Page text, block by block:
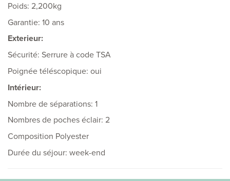
Poids: 2,200kg
Garantie: 10 ans
Exterieur:
Sécurité: Serrure à code TSA
Poignée téléscopique: oui
Intérieur:
Nombre de séparations: 1
Nombres de poches éclair: 2
Composition Polyester
Durée du séjour: week-end